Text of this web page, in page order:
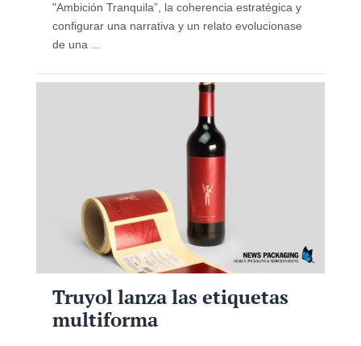
"Ambición Tranquila”, la coherencia estratégica y
configurar una narrativa y un relato evolucionase
de una ...
Truyol lanza las etiquetas
multiforma